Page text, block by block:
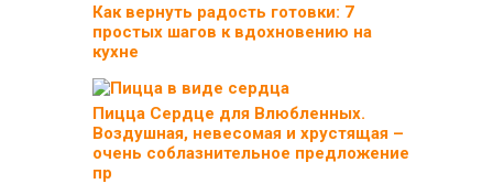
Как вернуть радость готовки: 7
простых шагов к вдохновению на
кухне
Пицца Сердце для Влюбленных.
Воздушная, невесомая и хрустящая –
очень соблазнительное предложение
пр